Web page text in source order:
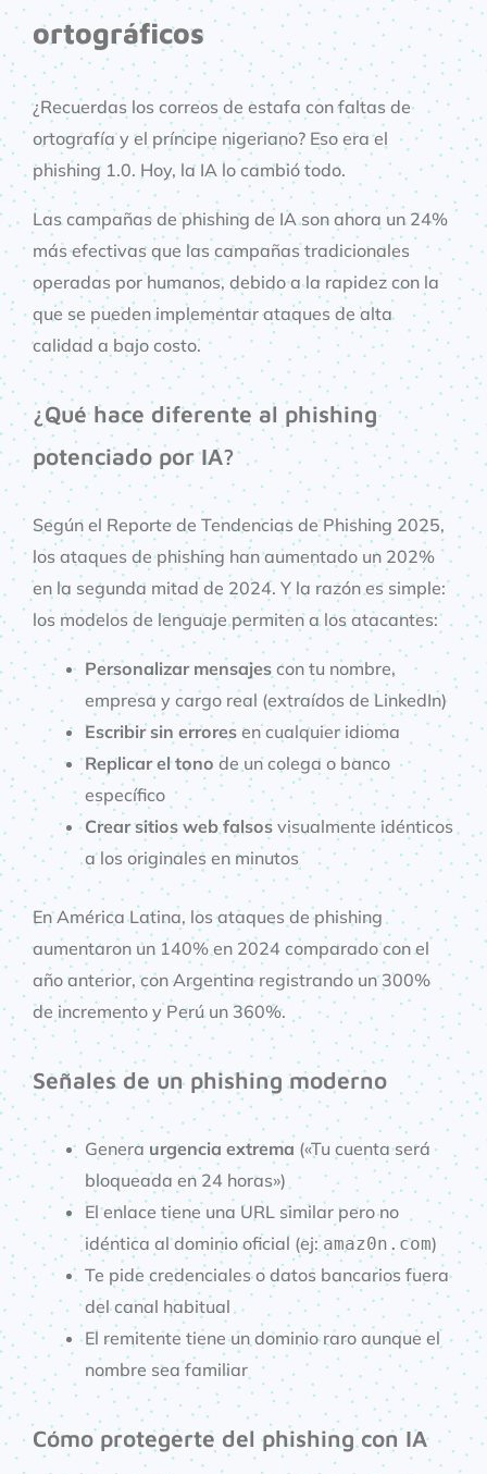
ortográficos
¿Recuerdas los correos de estafa con faltas de
ortografía y el príncipe nigeriano? Eso era el
phishing 1.0. Hoy, la IA lo cambió todo.
Las campañas de phishing de IA son ahora un 24%
más efectivas que las campañas tradicionales
operadas por humanos, debido a la rapidez con la
que se pueden implementar ataques de alta
calidad a bajo costo.
¿Qué hace diferente al phishing
potenciado por IA?
Según el Reporte de Tendencias de Phishing 2025,
los ataques de phishing han aumentado un 202%
en la segunda mitad de 2024. Y la razón es simple:
los modelos de lenguaje permiten a los atacantes:
Personalizar mensajescon tu nombre,
empresa y cargo real (extraídos de LinkedIn)
Escribir sin erroresen cualquier idioma
Replicar el tono de un colega o banco
específico
Crear sitios web falsosvisualmente idénticos
a los originales en minutos
En América Latina, los ataques de phishing
aumentaron un 140% en 2024 comparado con el
año anterior, con Argentina registrando un 300%
de incremento y Perú un 360%.
Señales de un phishing moderno
Genera urgencia extrema («Tu cuenta será
bloqueada en 24 horas»)
El enlace tiene una URL similar pero no
idéntica al dominio oficial (ej:amaz0n.com)
Te pide credenciales o datos bancarios fuera
del canal habitual
El remitente tiene un dominio raro aunque el
nombre sea familiar
Cómo protegerte del phishing con IA